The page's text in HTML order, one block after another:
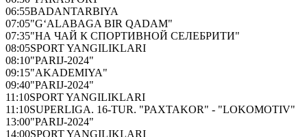
06:55BADANTARBIYA
07:05"G‘ALABAGA BIR QADAM"
07:35"НА ЧАЙ К СПОРТИВНОЙ СЕЛЕБРИТИ"
08:05SPORT YANGILIKLARI
08:10"PARIJ-2024"
09:15"AKADEMIYA"
09:40"PARIJ-2024"
11:10SPORT YANGILIKLARI
11:10SUPERLIGA. 16-TUR. "PAXTAKOR" - "LOKOMOTIV"
13:00"PARIJ-2024"
14:00SPORT YANGILIKLARI